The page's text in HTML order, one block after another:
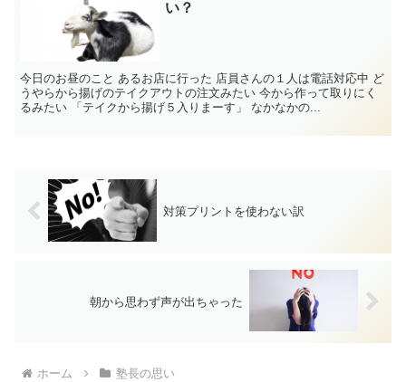
い？
今日のお昼のこと あるお店に行った 店員さんの１人は電話対応中 ど
うやらから揚げのテイクアウトの注文みたい 今から作って取りにく
るみたい 「テイクから揚げ５入りまーす」 なかなかの...
対策プリントを使わない訳
朝から思わず声が出ちゃった
ホーム 塾長の思い